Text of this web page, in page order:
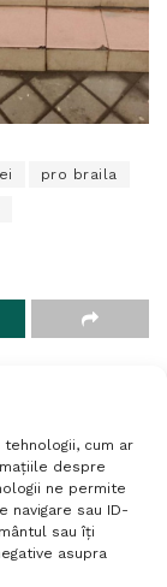
cum ar
despre
ne permite
navigare sau ID-
sau îți
asupra
pro braila